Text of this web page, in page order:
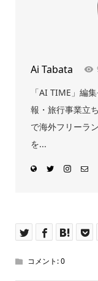
Ai Tabata
「AI TIME」編
報・旅行事業立
で海外フリーラ
を...
コメント:0